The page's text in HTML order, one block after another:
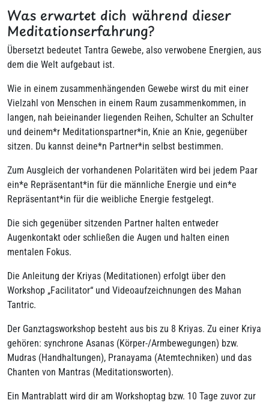
Was erwartet dich während dieser
Meditationserfahrung?
Übersetzt bedeutet Tantra Gewebe, also verwobene Energien, aus
dem die Welt aufgebaut ist.
Wie in einem zusammenhängenden Gewebe wirst du mit einer
Vielzahl von Menschen in einem Raum zusammenkommen, in
langen, nah beieinander liegenden Reihen, Schulter an Schulter
und deinem*r Meditationspartner*in, Knie an Knie, gegenüber
sitzen. Du kannst deine*n Partner*in selbst bestimmen.
Zum Ausgleich der vorhandenen Polaritäten wird bei jedem Paar
ein*e Repräsentant*in für die männliche Energie und ein*e
Repräsentant*in für die weibliche Energie festgelegt.
Die sich gegenüber sitzenden Partner halten entweder
Augenkontakt oder schließen die Augen und halten einen
mentalen Fokus.
Die Anleitung der Kriyas (Meditationen) erfolgt über den
Workshop „Facilitator“ und Videoaufzeichnungen des Mahan
Tantric.
Der Ganztagsworkshop besteht aus bis zu 8 Kriyas. Zu einer Kriya
gehören: synchrone Asanas (Körper-/Armbewegungen) bzw.
Mudras (Handhaltungen), Pranayama (Atemtechniken) und das
Chanten von Mantras (Meditationsworten).
Ein Mantrablatt wird dir am Workshoptag bzw. 10 Tage zuvor zur